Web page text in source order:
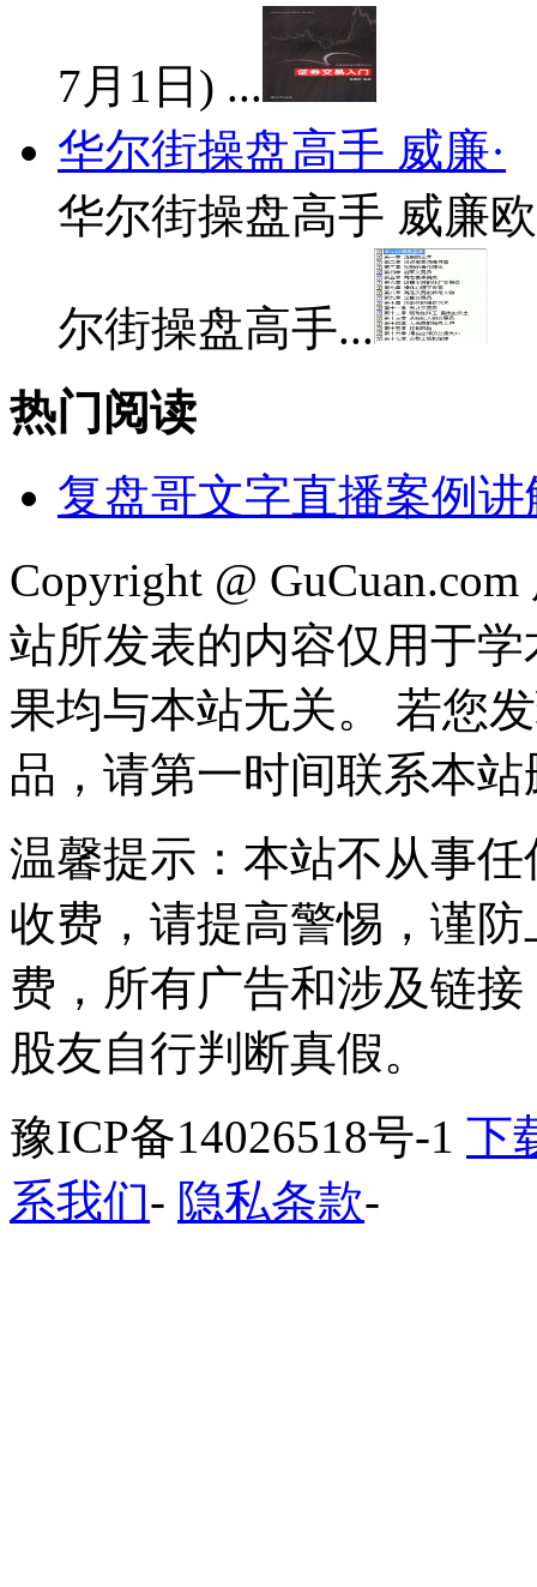
7月1日) ...
华尔街操盘高手 威廉·
华尔街操盘高手 威廉
尔街操盘高手...
热门阅读
复盘哥文字直播案例讲
Copyright @
站所发表的内容仅用于
果均与本站无关。 若您
品，请第一时间联系本站
温馨提示：本站不从事
收费，请提高警惕，谨
费，所有广告和涉及链
股友自行判断真假。
豫ICP备14026518号-1 下
系我们- 隐私条款-